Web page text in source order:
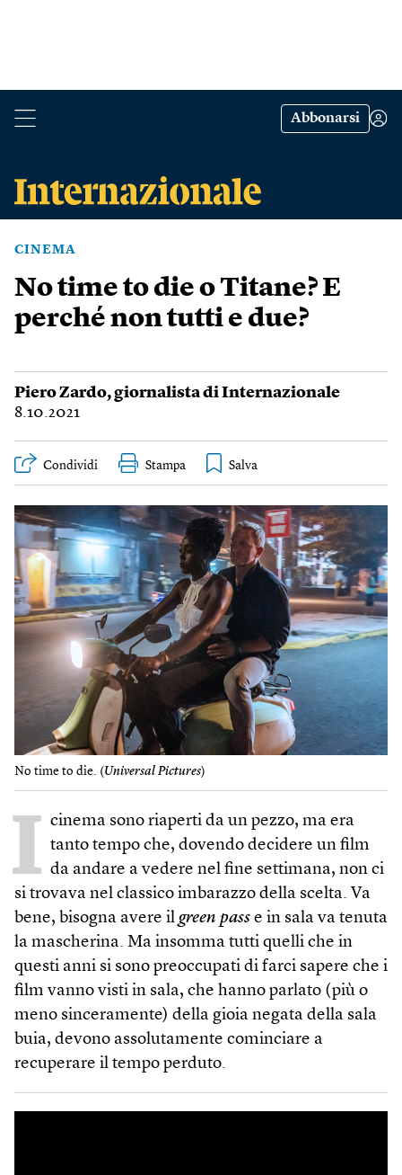
Abbonarsi
CINEMA
No time to die o Titane? E
perché non tutti e due?
Piero Zardo, giornalista di Internazionale
8.10.2021
Condividi Stampa
No time to die. (Universal Pictures)
I cinema sono riaperti da un pezzo, ma era
tanto tempo che, dovendo decidere un film
da andare a vedere nel fine settimana, non ci
si trovava nel classico imbarazzo della scelta. Va
bene, bisogna avere il green pass e in sala va tenuta
la mascherina. Ma insomma tutti quelli che in
questi anni si sono preoccupati di farci sapere che i
film vanno visti in sala, che hanno parlato (più o
meno sinceramente) della gioia negata della sala
buia, devono assolutamente cominciare a
recuperare il tempo perduto.